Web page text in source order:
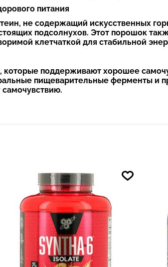
питания
не содержащий искусственных
подсолнухов. Этот порошок
клетчаткой для стабильной
поддерживают хорошее
пищеварительные ферменты и